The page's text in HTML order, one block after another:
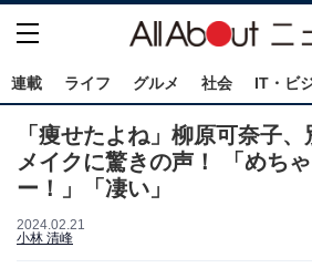
連載 ライフ グルメ 社会 IT・ビ
「痩せたよね」柳原可奈子
メイクに驚きの声！ 「めち
ー！」「凄い」
2024.02.21
小林 清峰